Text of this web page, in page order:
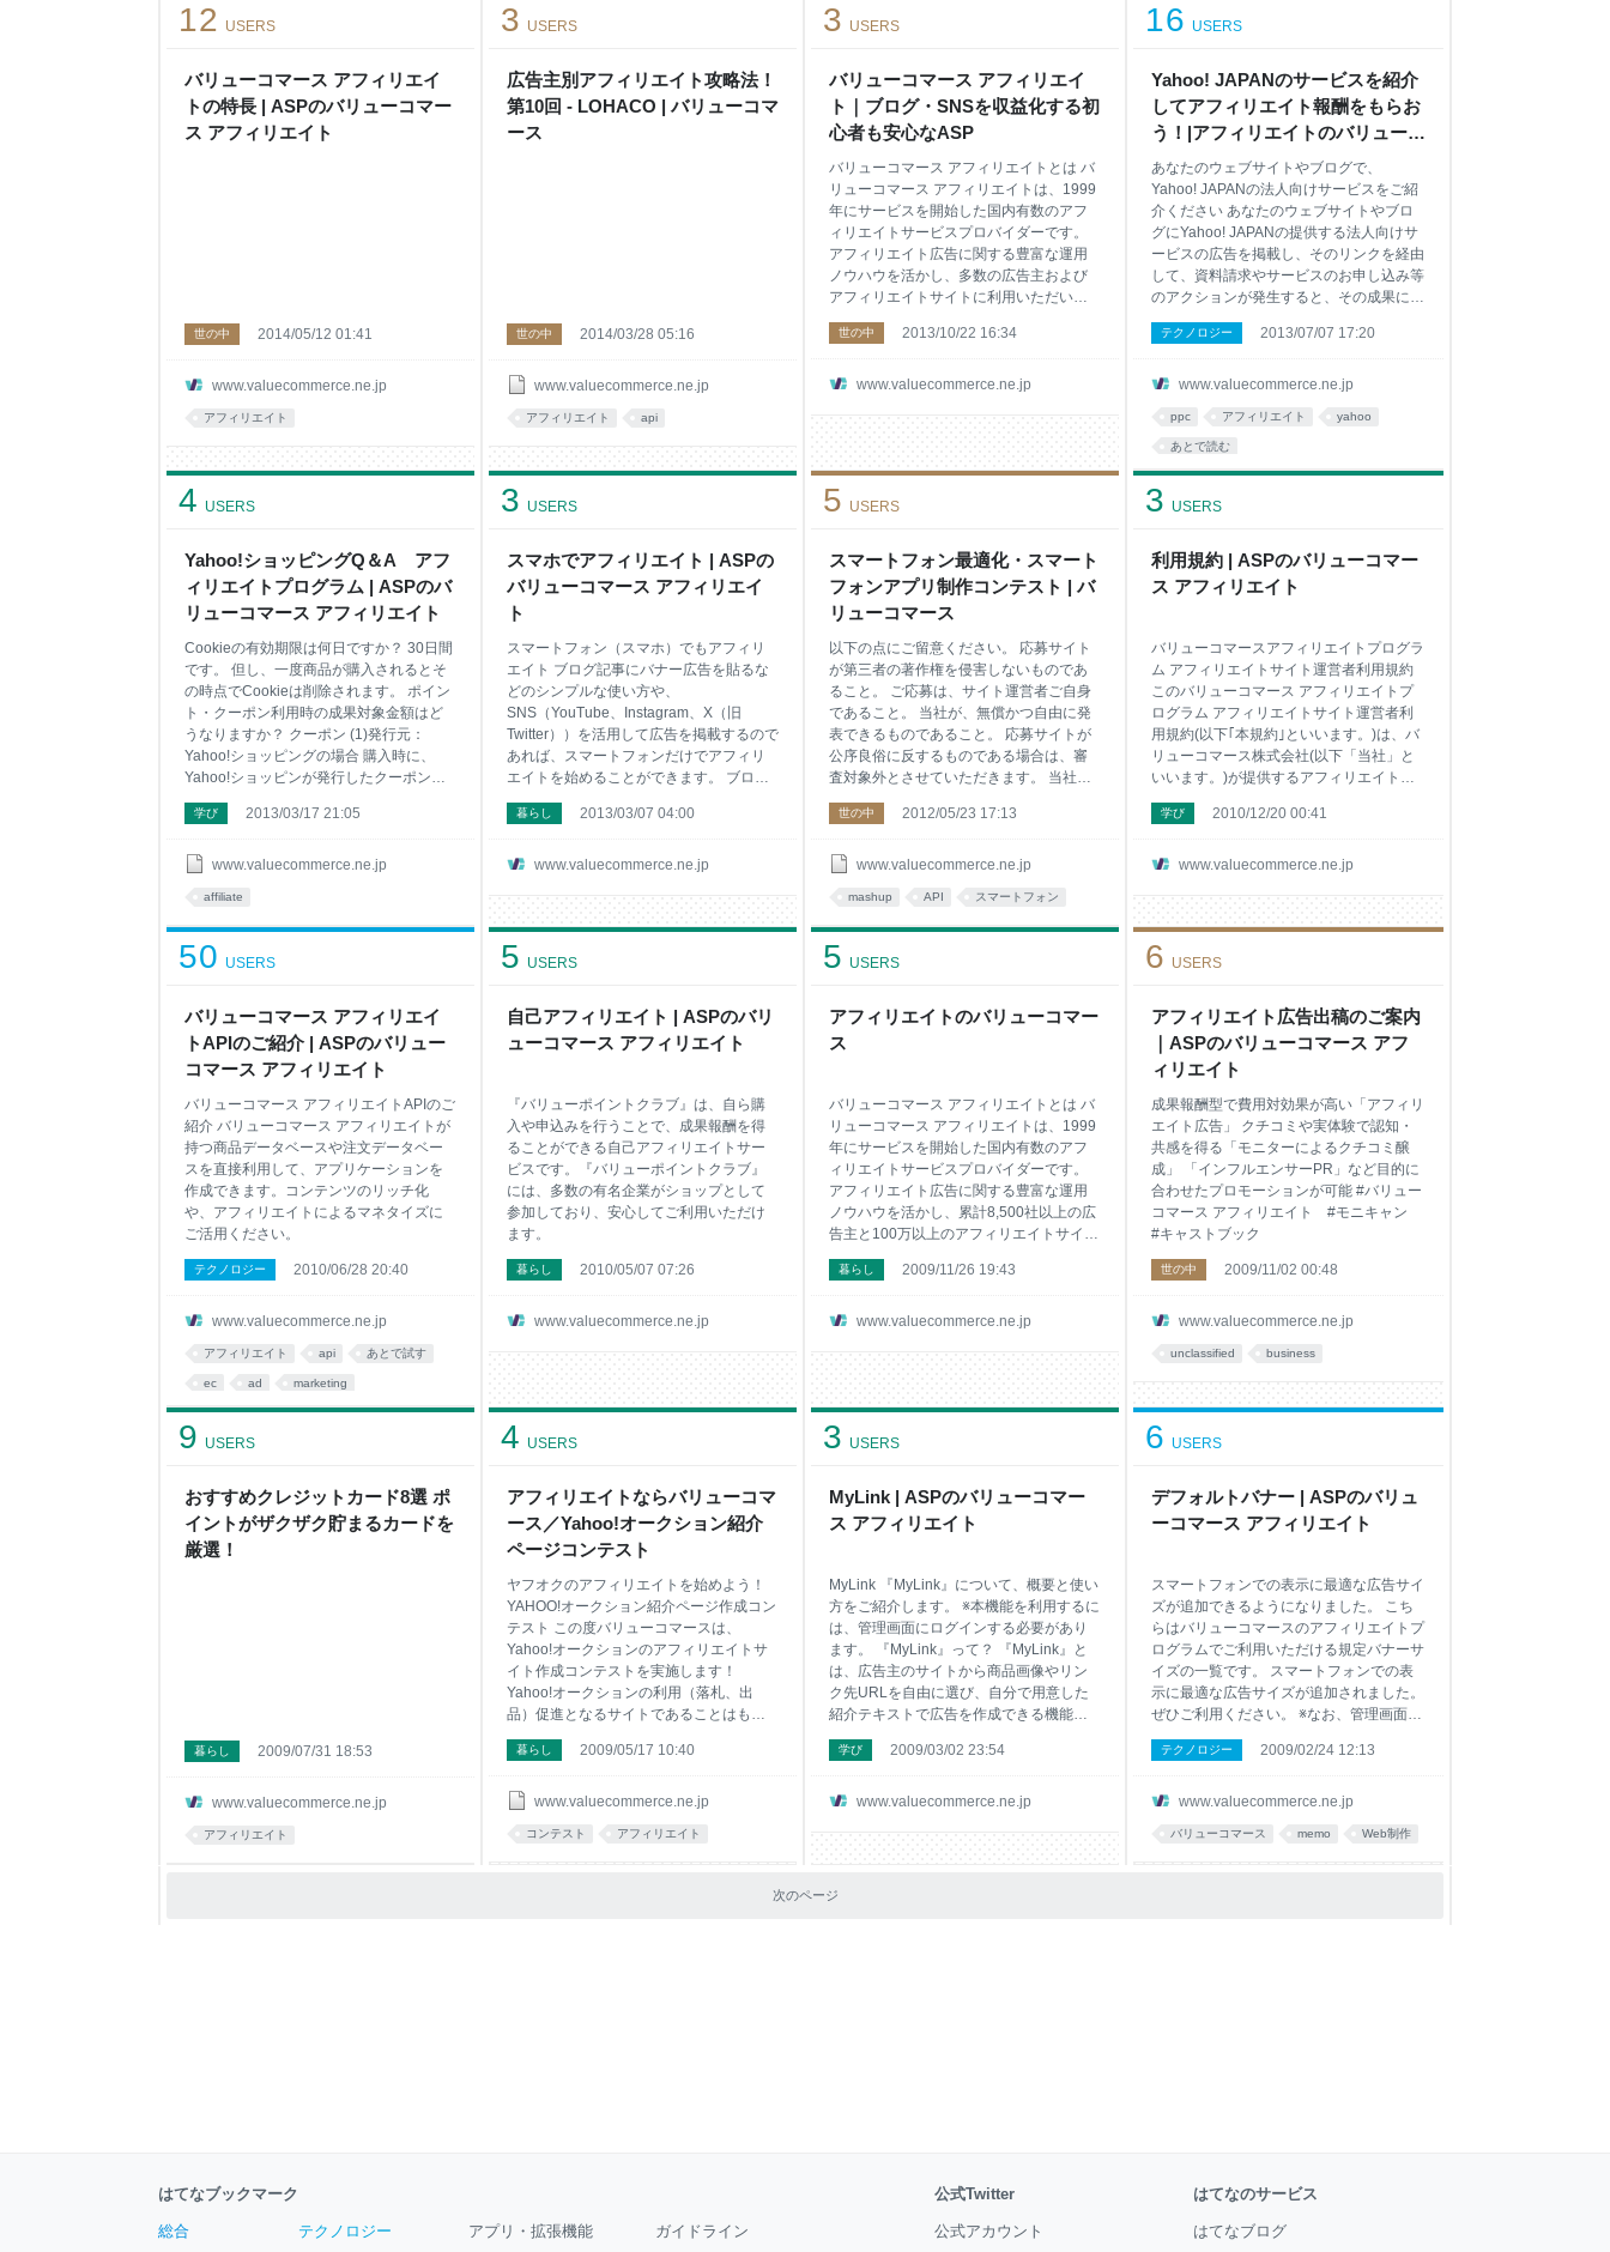
いくための術をお伝えしたいと思いま
す。 サイトの収益化 月5万円を目指すア
円の収益を目指す上で大切なことは、次
の6つです。この方向性に則って進めてい
くのが月5万円までの最短ルートだと僕は
考えます。 ロングテー
て、初心者がまずは月5万稼ぐための「ア
フィリエイトのやり方」について、お話
ィリエイトで稼ぐのは難しい？ 確かにア
フィリエイトで稼ぎ始めるのはとても難
しいものです。そのため、参入してきた
大多数の初心者が稼げ
バリューコマース アフィリエイ
トの特長 | ASPのバリューコマー
ス アフィリエイト
12 USERS
www.valuecommerce.ne.jp
世の中 2014/05/12 01:41
アフィリエイト
広告主別アフィリエイト攻略法！
第10回 - LOHACO | バリューコマ
ース
3 USERS
www.valuecommerce.ne.jp
世の中 2014/03/28 05:16
アフィリエイト api
バリューコマース アフィリエイ
ト｜ブログ・SNSを収益化する初
心者も安心なASP
3 USERS
www.valuecommerce.ne.jp
バリューコマース アフィリエイトとは バ
リューコマース アフィリエイトは、1999
年にサービスを開始した国内有数のアフ
ィリエイトサービスプロバイダーです。
アフィリエイト広告に関する豊富な運用
ノウハウを活かし、多数の広告主および
アフィリエイトサイトに利用いただいて
います。 累計広告主数：8,722社 累計登
録サイト数：1,081,526サイト （2026年5
世の中 2013/10/22 16:34
Yahoo! JAPANのサービスを紹介
してアフィリエイト報酬をもらお
う！|アフィリエイトのバリューコ
マース|アフィリエイトサイト大募
集
16 USERS
www.valuecommerce.ne.jp
あなたのウェブサイトやブログで、
Yahoo! JAPANの法人向けサービスをご紹
介ください あなたのウェブサイトやブロ
グにYahoo! JAPANの提供する法人向けサ
ービスの広告を掲載し、そのリンクを経由
して、資料請求やサービスのお申し込み等
のアクションが発生すると、その成果に応
じた報酬をお支払いします。バナー広告は
さまざまなサイズ、デザインをそろえてお
ます。参加は無料です。 ※このアフィリエ
が提供しています。 お申込1件につき
6,000円 「Yahoo!プロモーション広告」
は、圧倒的な集客力を誇るYahoo! JAPAN
を中心としたさまざまなサイトの「検索結
果ページ」や「コンテンツページ」にクリ
の総称です。 Yahoo! JAPAN独自のマッチ
ング技術によって、インターネット
テクノロジー 2013/07/07 17:20
ppc アフィリエイト yahoo
あとで読む
Yahoo!ショッピングQ＆A アフ
ィリエイトプログラム | ASPのバ
リューコマース アフィリエイト
4 USERS
www.valuecommerce.ne.jp
Cookieの有効期限は何日ですか？ 30日間
です。 但し、一度商品が購入されるとそ
の時点でCookieは削除されます。 ポイン
ト・クーポン利用時の成果対象金額はど
うなりますか？ クーポン (1)発行元：
Yahoo!ショッピングの場合 購入時に、
Yahoo!ショッピンが発行したクーポンを
利用した場合は、割引金額も成果対象に
なります。 (2)発行元：各ストアの場合 購
用した場合は、割引金額は成果対象外と
も成果対象になります。 ヤフーショッピ
ング商品券 ヤフーショッピング商品券で
決済した金額も、成果対象になります。 ※
ピングTOP→Myショッピング→クーポン
を獲得する or 獲得済みクーポン一覧 各ク
ーポンの詳細ページに発行
学び 2013/03/17 21:05
affiliate
スマホでアフィリエイト | ASPの
バリューコマース アフィリエイ
ト
3 USERS
www.valuecommerce.ne.jp
スマートフォン（スマホ）でもアフィリ
エイト ブログ記事にバナー広告を貼るな
どのシンプルな使い方や、
SNS（YouTube、Instagram、X（旧
Twitter））を活用して広告を掲載するので
あれば、スマートフォンだけでアフィリ
エイトを始めることができます。 ブログ
記事にバナー広告を貼るなどのシンプル
な使い方や、SNS（YouTube、
広告を掲載するのであれば、スマートフ
告の掲載作業を効率的に進めたい場合
や、Mylink（商品リンク）を活用して効果
的な広告を貼りたい場合など、パソコン
りますので、状況によって使い分けられ
るようにしておくのが良いでしょう。
暮らし 2013/03/07 04:00
スマートフォン最適化・スマート
フォンアプリ制作コンテスト | バ
リューコマース
5 USERS
www.valuecommerce.ne.jp
以下の点にご留意ください。 応募サイト
が第三者の著作権を侵害しないものであ
ること。 ご応募は、サイト運営者ご自身
であること。 当社が、無償かつ自由に発
表できるものであること。 応募サイトが
公序良俗に反するものである場合は、審
査対象外とさせていただきます。 当社
は、応募に際して生じた諸費用に関して
一切負担しません。 パートナー登録時に
居先不明などの理由により賞金が振り込
せて頂く場合がございますので、パート
ナー登録時には、必ず正確な情報をご登
録ください。 受賞したサイトが著作権法
その他法律に違反することが明らかにな
社はその責任を一切負いません。 受賞後2
ヶ月以上経過しても賞金をお受け取りい
及び弊社
世の中 2012/05/23 17:13
mashup API スマートフォン
利用規約 | ASPのバリューコマー
ス アフィリエイト
3 USERS
www.valuecommerce.ne.jp
バリューコマースアフィリエイトプログラ
ム アフィリエイトサイト運営者利用規約
このバリューコマース アフィリエイトプ
ログラム アフィリエイトサイト運営者利
用規約(以下｢本規約｣といいます。)は、バ
リューコマース株式会社(以下「当社」と
いいます。)が提供するアフィリエイトプ
ログラム(以下「本プログラム」といいま
す。)を第2条に定義される「アフィリエイ
エイトサイト運営者と当社との間に適用さ
運営者は、本規約ならびに本規約に付随す
るすべての規約、規則、ガイドラインおよ
びそれに準ずるものを遵守するものとしま
次の用語はそれぞれ次の意味で使用されま
す。 (1)「アフィリエイトプログラム」と
は、メディアの運営者が、自身のメディア
に広告主である
学び 2010/12/20 00:41
バリューコマース アフィリエイ
トAPIのご紹介 | ASPのバリュー
コマース アフィリエイト
50 USERS
www.valuecommerce.ne.jp
バリューコマース アフィリエイトAPIのご
紹介 バリューコマース アフィリエイトが
持つ商品データベースや注文データベー
スを直接利用して、アプリケーションを
作成できます。コンテンツのリッチ化
や、アフィリエイトによるマネタイズに
ご活用ください。
テクノロジー 2010/06/28 20:40
アフィリエイト api あとで試す
ec ad marketing
自己アフィリエイト | ASPのバリ
ューコマース アフィリエイト
5 USERS
www.valuecommerce.ne.jp
『バリューポイントクラブ』は、自ら購
入や申込みを行うことで、成果報酬を得
ることができる自己アフィリエイトサー
ビスです。『バリューポイントクラブ』
には、多数の有名企業がショップとして
参加しており、安心してご利用いただけ
ます。
暮らし 2010/05/07 07:26
アフィリエイトのバリューコマー
ス
5 USERS
www.valuecommerce.ne.jp
バリューコマース アフィリエイトとは バ
リューコマース アフィリエイトは、1999
年にサービスを開始した国内有数のアフ
ィリエイトサービスプロバイダーです。
アフィリエイト広告に関する豊富な運用
ノウハウを活かし、累計8,500社以上の広
告主と100万以上のアフィリエイトサイト
に利用いただいています。
暮らし 2009/11/26 19:43
アフィリエイト広告出稿のご案内
｜ASPのバリューコマース アフ
ィリエイト
6 USERS
www.valuecommerce.ne.jp
成果報酬型で費用対効果が高い「アフィリ
エイト広告」 クチコミや実体験で認知・
共感を得る「モニターによるクチコミ醸
成」 「インフルエンサーPR」など目的に
合わせたプロモーションが可能 #バリュー
コマース アフィリエイト #モニキャン
#キャストブック
世の中 2009/11/02 00:48
unclassified business
おすすめクレジットカード8選 ポ
イントがザクザク貯まるカードを
厳選！
9 USERS
www.valuecommerce.ne.jp
暮らし 2009/07/31 18:53
アフィリエイト
アフィリエイトならバリューコマ
ース／Yahoo!オークション紹介
ページコンテスト
4 USERS
www.valuecommerce.ne.jp
ヤフオクのアフィリエイトを始めよう！
YAHOO!オークション紹介ページ作成コン
テスト この度バリューコマースは、
Yahoo!オークションのアフィリエイトサ
イト作成コンテストを実施します！
Yahoo!オークションの利用（落札、出
品）促進となるサイトであることはもち
ろんですが、今回は特にYahoo!オークシ
ョン未経験者、初心者の方への利用促進
ザインやコンテンツを審査させて頂き、
をご用意しております！ふるってご応募
暮らし 2009/05/17 10:40
コンテスト アフィリエイト
MyLink | ASPのバリューコマー
ス アフィリエイト
3 USERS
www.valuecommerce.ne.jp
MyLink 『MyLink』について、概要と使い
方をご紹介します。 ※本機能を利用するに
は、管理画面にログインする必要があり
ます。 『MyLink』って？ 『MyLink』と
は、広告主のサイトから商品画像やリン
ク先URLを自由に選び、自分で用意した
紹介テキストで広告を作成できる機能で
す。 メリット「成果につながりやすい」
商品詳細ページへ直接誘導できたり、テ
果につながりやすいという特徴がありま
告タイプより『MyLink』を選ぶ 3.広告コ
学び 2009/03/02 23:54
デフォルトバナー | ASPのバリュ
ーコマース アフィリエイト
6 USERS
www.valuecommerce.ne.jp
スマートフォンでの表示に最適な広告サイ
ズが追加できるようになりました。 こち
らはバリューコマースのアフィリエイトプ
ログラムでご利用いただける規定バナーサ
イズの一覧です。 スマートフォンでの表
示に最適な広告サイズが追加されました。
ぜひご利用ください。 ※なお、管理画面上
でも、「プログラム＞プログラム名＞掲載
広告」にてご確認頂けます。 ウエブプロ
す。 イメージ広告 テキスト広告 ※HTML
GIFとJPG画像の容量の合計です。HTML
テクノロジー 2009/02/24 12:13
バリューコマース memo Web制作
次のページ
はてなブックマーク
総合 テクノロジー アプリ・拡張機能 ガイドライン
公式Twitter
公式アカウント
はてなのサービス
はてなブログ